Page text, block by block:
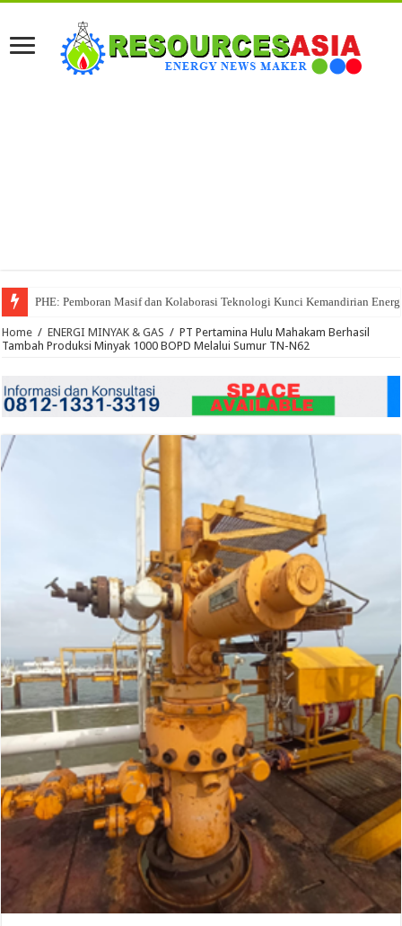
PHE: Pemboran Masif dan Kolaborasi Teknologi Kunci Kemandirian
Home / ENERGI MINYAK & GAS / PT Pertamina Hulu Mahakam Berhasil
Tambah Produksi Minyak 1000 BOPD Melalui Sumur TN-N62